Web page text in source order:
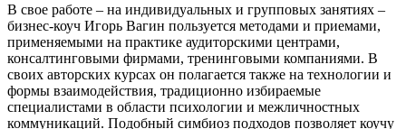
В свое работе – на индивидуальных и групповых занятиях –
бизнес-коуч Игорь Вагин пользуется методами и приемами,
применяемыми на практике аудиторскими центрами,
консалтинговыми фирмами, тренинговыми компаниями. В
своих авторских курсах он полагается также на технологии и
формы взаимодействия, традиционно избираемые
специалистами в области психологии и межличностных
коммуникаций. Подобный симбиоз подходов позволяет коучу